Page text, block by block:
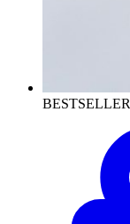
BESTSELLER